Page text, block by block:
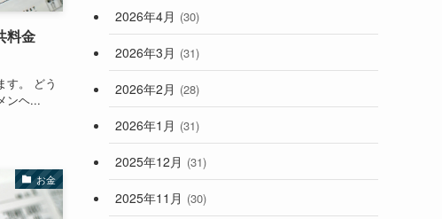
料金
す。 どう
ンヘ...
お金
2026年4月 (30)
2026年3月 (31)
2026年2月 (28)
2026年1月 (31)
2025年12月 (31)
2025年11月 (30)